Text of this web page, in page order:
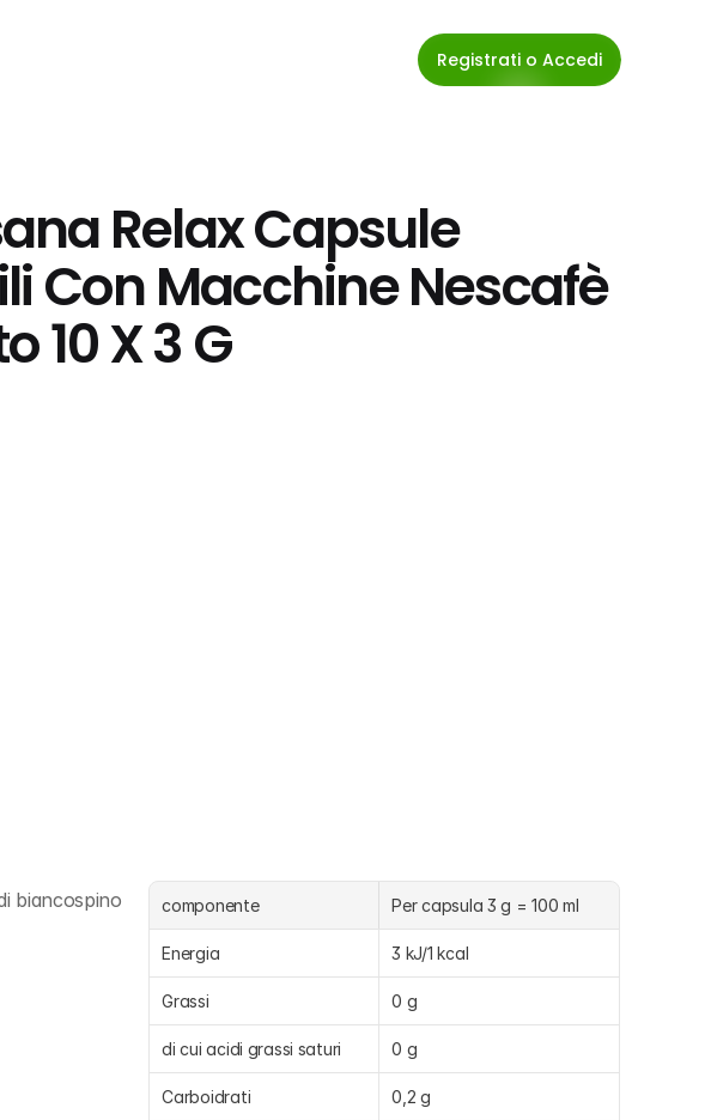
Registrati o Accedi
Relax Capsule
Con Macchine Nescafè
10 X 3 G
biancospino
componente Per capsula 3 g = 100 ml
Energia 3 kJ/1 kcal
Grassi 0 g
di cui acidi grassi saturi 0 g
Carboidrati 0,2 g